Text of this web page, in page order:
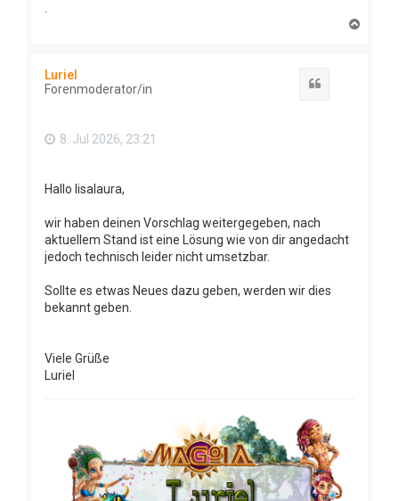
Luriel
Forenmoderator/in
8. Jul 2026, 23:21
Hallo lisalaura,
wir haben deinen Vorschlag weitergegeben, nach
aktuellem Stand ist eine Lösung wie von dir angedacht
jedoch technisch leider nicht umsetzbar.
Sollte es etwas Neues dazu geben, werden wir dies
bekannt geben.
Viele Grüße
Luriel